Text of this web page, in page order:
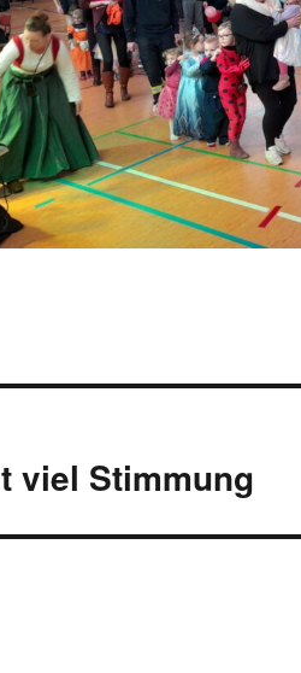
viel Stimmung